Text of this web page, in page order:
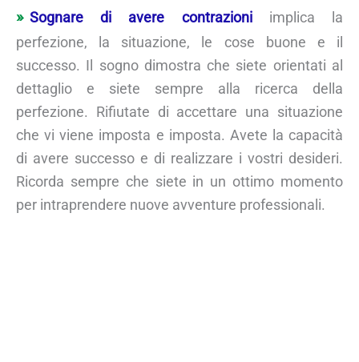
Sognare di avere contrazioniimplica la
perfezione, la situazione, le cose buone e il
successo. Il sogno dimostra che siete orientati al
dettaglio e siete sempre alla ricerca della
perfezione. Rifiutate di accettare una situazione
che vi viene imposta e imposta. Avete la capacità
di avere successo e di realizzare i vostri desideri.
Ricorda sempre che siete in un ottimo momento
per intraprendere nuove avventure professionali.